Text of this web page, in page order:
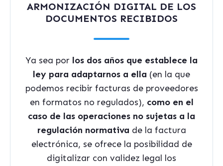
ARMONIZACIÓN DIGITAL DE LOS
DOCUMENTOS RECIBIDOS
Ya sea por los dos años que establece la
ley para adaptarnos a ella (en la que
podemos recibir facturas de proveedores
en formatos no regulados), como en el
caso de las operaciones no sujetas a la
regulación normativa de la factura
electrónica, se ofrece la posibilidad de
digitalizar con validez legal los